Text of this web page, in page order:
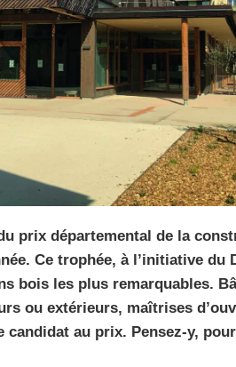
prix départemental de la
Ce trophée, à l’initiative du
bois les plus remarquables.
ou extérieurs, maîtrises
au prix. Pensez-y,